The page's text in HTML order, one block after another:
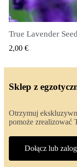
True Lavender
2,00 €
Sklep z
Otrzymuj
pomoże zrealizować
Dołącz lub